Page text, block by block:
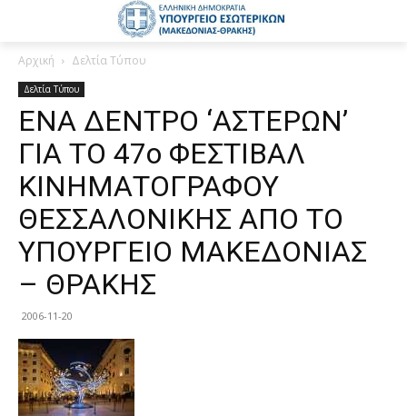
Αρχική Δελτία Τύπου
Δελτία Τύπου
ΕΝΑ ΔΕΝΤΡΟ ‘ΑΣΤΕΡΩΝ’
ΓΙΑ ΤΟ 47ο ΦΕΣΤΙΒΑΛ
ΚΙΝΗΜΑΤΟΓΡΑΦΟΥ
ΘΕΣΣΑΛΟΝΙΚΗΣ ΑΠΟ ΤΟ
ΥΠΟΥΡΓΕΙΟ ΜΑΚΕΔΟΝΙΑΣ
– ΘΡΑΚΗΣ
2006-11-20